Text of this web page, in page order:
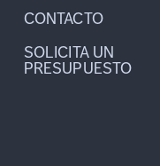
CONTACTO
SOLICITA UN
PRESUPUESTO